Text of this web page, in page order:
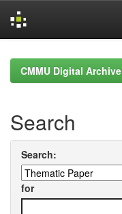
navigationCMMU Digital Archive
Search
Search:
for